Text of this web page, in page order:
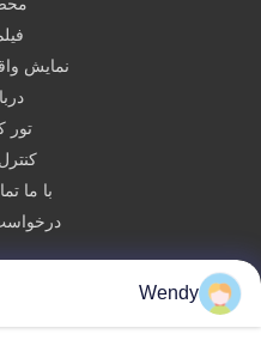
فیلم های
نمایش
درباره ما
تور
کنترل
با ما تماس
درخواست
Wood Co., Ltd.
Wendy